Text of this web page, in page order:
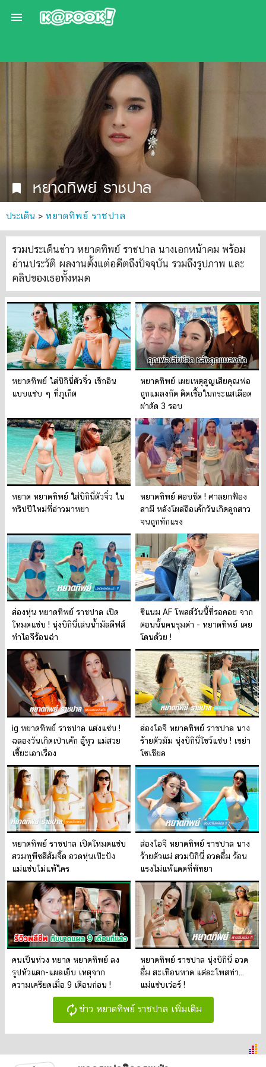

bookmark หยาดทิพย์ ราชปาล
ประเด็น > หยาดทิพย์ ราชปาล
รวมประเด็นข่าว หยาดทิพย์ ราชปาล นางเอกหน้าคม พร้อม
อ่านประวัติ ผลงานตั้งแต่อดีตถึงปัจจุบัน รวมถึงรูปภาพ และ
คลิปของเธอทั้งหมด
หยาดทิพย์ ใส่บิกินี่ตัวจิ๋ว เช็กอิน
แบบแซ่บ ๆ ที่ภูเก็ต
หยาดทิพย์ เผยเหตุสูญเสียคุณพ่อ
ถูกแมลงกัด ติดเชื้อในกระแสเลือด
ผ่าตัด 3 รอบ
หยาด หยาดทิพย์ ใส่บิกินี่ตัวจิ๋ว ใน
ทริปปีใหม่ที่อ่าวมาหยา
หยาดทิพย์ ตอบชัด ! ศาลยกฟ้อง
สามี หลังโผล่ถือเค้กวันเกิดลูกสาว
จนถูกทักแรง
ส่องหุ่น หยาดทิพย์ ราชปาล เปิด
โหมดแซ่บ ! นุ่งบิกินี่เล่นน้ำมัลดีฟส์
ทำไอจีร้อนฉ่า
ซีแนม AF โพสต์วันนี้ที่รอคอย จาก
ตอนนั้นคนรุมด่า - หยาดทิพย์ เคย
โดนด้วย !
ig หยาดทิพย์ ราชปาล แต่งแซ่บ !
ฉลองวันเกิดเป่าเค้ก อู้หูว แม่สวย
เซี้ยะเอาเรื่อง
ส่องไอจี หยาดทิพย์ ราชปาล นาง
ร้ายตัวมัม นุ่งบิกินี่โชว์แซ่บ ! เขย่า
โซเชียล
หยาดทิพย์ ราชปาล เปิดโหมดแซ่บ
สวมทูพีซสีส้มจี๊ด อวดหุ่นเป๊ะปัง
แม่แซ่บไม่แพ้ใคร
ส่องไอจี หยาดทิพย์ ราชปาล นาง
ร้ายตัวแม่ สวมบิกินี่ อวดอึ๋ม ร้อน
แรงไม่แพ้แดดที่พัทยา
คนเป็นห่วง หยาด หยาดทิพย์ ลง
รูปหัวแตก-แผลเย็บ เหตุจาก
ความเครียดเมื่อ 9 เดือนก่อน !
หยาดทิพย์ ราชปาล นุ่งบิกินี่ อวด
อึ๋ม สะเทือนหาด แต่ละโพสท่า...
แม่แซ่บเว่อร์ !
autorenew ข่าว หยาดทิพย์ ราชปาล เพิ่มเติม